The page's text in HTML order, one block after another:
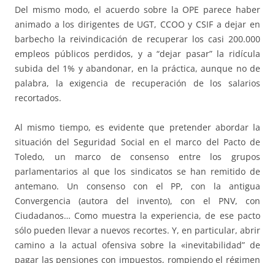
Del mismo modo, el acuerdo sobre la OPE parece haber
animado a los dirigentes de UGT, CCOO y CSIF a dejar en
barbecho la reivindicación de recuperar los casi 200.000
empleos públicos perdidos, y a “dejar pasar” la ridícula
subida del 1% y abandonar, en la práctica, aunque no de
palabra, la exigencia de recuperación de los salarios
recortados.
Al mismo tiempo, es evidente que pretender abordar la
situación del Seguridad Social en el marco del Pacto de
Toledo, un marco de consenso entre los grupos
parlamentarios al que los sindicatos se han remitido de
antemano. Un consenso con el PP, con la antigua
Convergencia (autora del invento), con el PNV, con
Ciudadanos… Como muestra la experiencia, de ese pacto
sólo pueden llevar a nuevos recortes. Y, en particular, abrir
camino a la actual ofensiva sobre la «inevitabilidad” de
pagar las pensiones con impuestos, rompiendo el régimen